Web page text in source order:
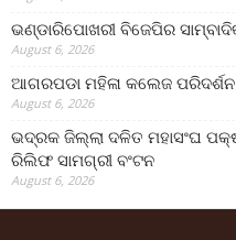
ଭଣ୍ଡାରିପୋଖରୀ ବିଜେପିର
August 6, 2026
ଆଗରପଡା ମହିଳା କଲେଜ
August 6, 2026
ଭଦ୍ରକ ଜିଲ୍ଲା ଦଳିତ ମହାସଂଘ
ରିଲିଫ ସାମଗ୍ରୀ ବଂଟନ
August 6, 2026